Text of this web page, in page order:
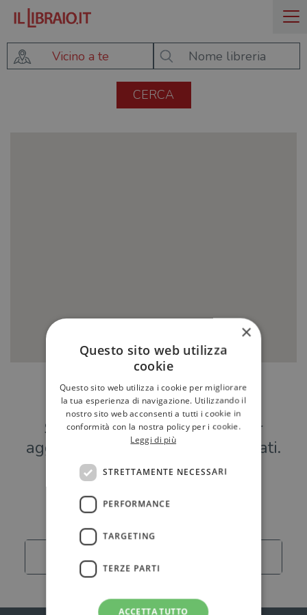
Vicino a te
Hai una libreria?
Scrivici a
per
aggiungere o modificare i tuoi dati.
Librerie
×
Questo sito web utilizza
cookie
Questo sito web utilizza i cookie per migliorare
la tua esperienza di navigazione. Utilizzando il
nostro sito web acconsenti a tutti i cookie in
conformità con la nostra policy per i cookie.
Leggi di più
STRETTAMENTE NECESSARI
PERFORMANCE
TARGETING
TERZE PARTI
ACCETTA TUTTO